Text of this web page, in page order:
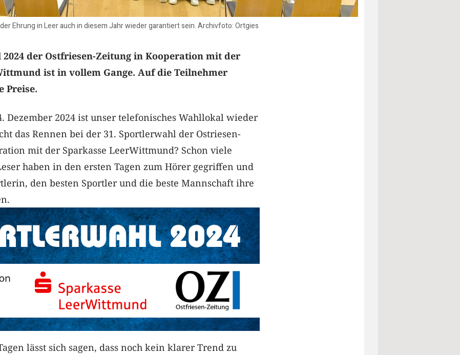
Ehrung in Leer auch in diesem Jahr wieder garantiert sein. Archivfoto: Ortgies
der Ostfriesen-Zeitung in Kooperation mit der
ist in vollem Gange. Auf die Teilnehmer
Preise.
Dezember 2024 ist unser telefonisches Wahllokal wieder
das Rennen bei der 31. Sportlerwahl der Ostriesen-
mit der Sparkasse LeerWittmund? Schon viele
haben in den ersten Tagen zum Hörer gegriffen und
den besten Sportler und die beste Mannschaft ihre
lässt sich sagen, dass noch kein klarer Trend zu